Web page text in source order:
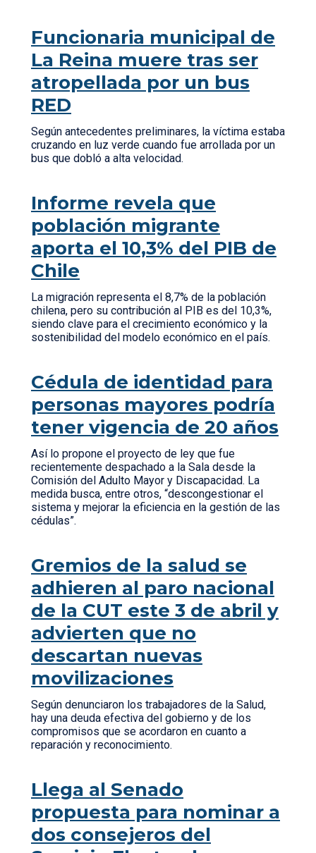
Funcionaria municipal de
La Reina muere tras ser
atropellada por un bus
RED
Según antecedentes preliminares, la víctima estaba
cruzando en luz verde cuando fue arrollada por un
bus que dobló a alta velocidad.
Informe revela que
población migrante
aporta el 10,3% del PIB de
Chile
La migración representa el 8,7% de la población
chilena, pero su contribución al PIB es del 10,3%,
siendo clave para el crecimiento económico y la
sostenibilidad del modelo económico en el país.
Cédula de identidad para
personas mayores podría
tener vigencia de 20 años
Así lo propone el proyecto de ley que fue
recientemente despachado a la Sala desde la
Comisión del Adulto Mayor y Discapacidad. La
medida busca, entre otros, “descongestionar el
sistema y mejorar la eficiencia en la gestión de las
cédulas”.
Gremios de la salud se
adhieren al paro nacional
de la CUT este 3 de abril y
advierten que no
descartan nuevas
movilizaciones
Según denunciaron los trabajadores de la Salud,
hay una deuda efectiva del gobierno y de los
compromisos que se acordaron en cuanto a
reparación y reconocimiento.
Llega al Senado
propuesta para nominar a
dos consejeros del